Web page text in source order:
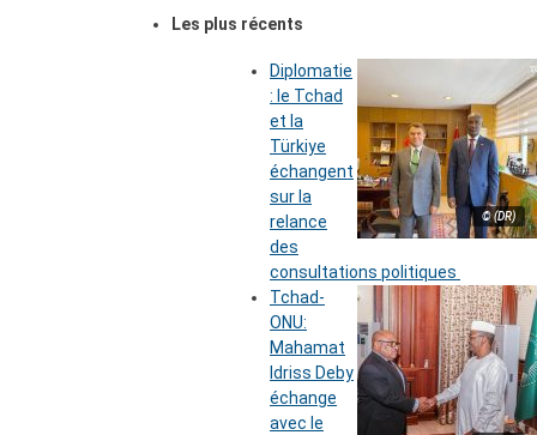
Les plus récents
© (DR)
Diplomatie
: le Tchad
et la
Türkiye
échangent
sur la
relance
des
consultations politiques
Tchad-
ONU:
Mahamat
Idriss Deby
échange
avec le